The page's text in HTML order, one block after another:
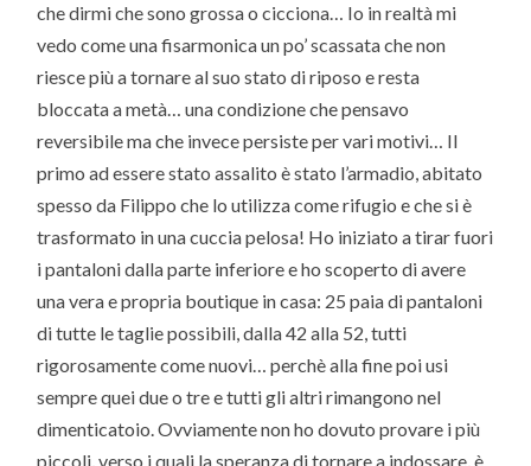
che dirmi che sono grossa o cicciona… Io in realtà mi
vedo come una fisarmonica un po’ scassata che non
riesce più a tornare al suo stato di riposo e resta
bloccata a metà… una condizione che pensavo
reversibile ma che invece persiste per vari motivi… Il
primo ad essere stato assalito è stato l’armadio, abitato
spesso da Filippo che lo utilizza come rifugio e che si è
trasformato in una cuccia pelosa! Ho iniziato a tirar fuori
i pantaloni dalla parte inferiore e ho scoperto di avere
una vera e propria boutique in casa: 25 paia di pantaloni
di tutte le taglie possibili, dalla 42 alla 52, tutti
rigorosamente come nuovi… perchè alla fine poi usi
sempre quei due o tre e tutti gli altri rimangono nel
dimenticatoio. Ovviamente non ho dovuto provare i più
piccoli, verso i quali la speranza di tornare a indossare, è